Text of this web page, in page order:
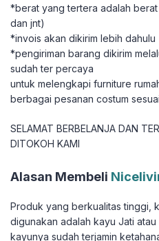
*berat yang tertera adalah
dan jnt)
*invois akan dikirim lebih dahulu
*pengiriman barang dikirim
sudah ter percaya
untuk melengkapi furniture
berbagai pesanan costum
SELAMAT BERBELANJA DAN
DITOKOH KAMI
Alasan Membeli
Produk yang berkualitas tinggi,
digunakan adalah kayu Jati
kayunya sudah terjamin